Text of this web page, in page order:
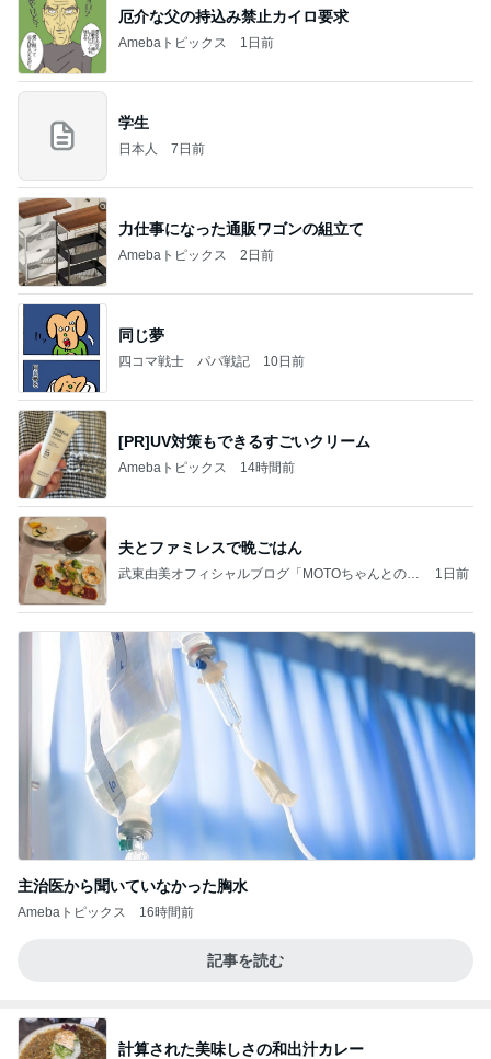
厄介な父の持込み禁止カイロ要求
Amebaトピックス 1日前
学生
日本人 7日前
力仕事になった通販ワゴンの組立て
Amebaトピックス 2日前
同じ夢
四コマ戦士 パパ戦記 10日前
[PR]UV対策もできるすごいクリーム
Amebaトピックス 14時間前
夫とファミレスで晩ごはん
武東由美オフィシャルブログ「MOTOちゃんとのは
1日前
主治医から聞いていなかった胸水
Amebaトピックス 16時間前
記事を読む
計算された美味しさの和出汁カレー